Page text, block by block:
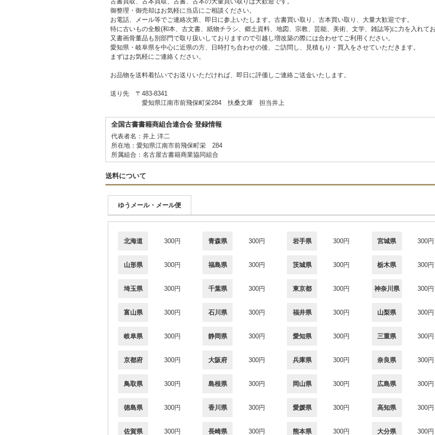
御整理・御売却はお気軽に当店にご相談ください。
お電話、メール等でご連絡次第、即日に参上いたします。古書買い取り、古本買い取り、大量大歓迎です。
特に古いもの全般(和本、古文書、紙物チラシ、郷土資料、地図、宗教、芸能、美術、文学、雑誌等)に力を入れてお
又書画骨董品も別部門で取り扱いしておりますので引越し増改築の際には合わせてご利用ください。
愛知県・岐阜県を中心に近県の方、日時打ち合わせの後、ご訪問し、見積もり・買入をさせていただきます。
まずはお気軽にご連絡ください。
お品物を送料着払いでお送りいただければ、即日に評価しご連絡ご送金いたします。
送り先 〒483-8341
愛知県江南市前飛保町栄284 扶桑文庫 担当井上
全国古書書籍商組合連合会 登録情報
代表者名：井上 洋二
所在地：愛知県江南市前飛保町栄 284
所属組合：名古屋古書籍商業協同組合
送料について
ゆうメール・メール便
北海道 300円 青森県 300円 岩手県 300円 宮城県 300円
山形県 300円 福島県 300円 茨城県 300円 栃木県 300円
埼玉県 300円 千葉県 300円 東京都 300円 神奈川県 300円
富山県 300円 石川県 300円 福井県 300円 山梨県 300円
岐阜県 300円 静岡県 300円 愛知県 300円 三重県 300円
京都府 300円 大阪府 300円 兵庫県 300円 奈良県 300円
鳥取県 300円 島根県 300円 岡山県 300円 広島県 300円
徳島県 300円 香川県 300円 愛媛県 300円 高知県 300円
佐賀県 300円 長崎県 300円 熊本県 300円 大分県 300円